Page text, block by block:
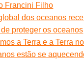
Francini Filho
dos oceanos
proteger os oceanos
a Terra e a Terra
estão se